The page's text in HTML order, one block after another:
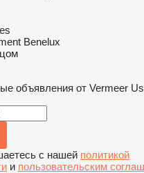
Benelux
объявления от Vermeer
с нашей политикой
и пользовательским